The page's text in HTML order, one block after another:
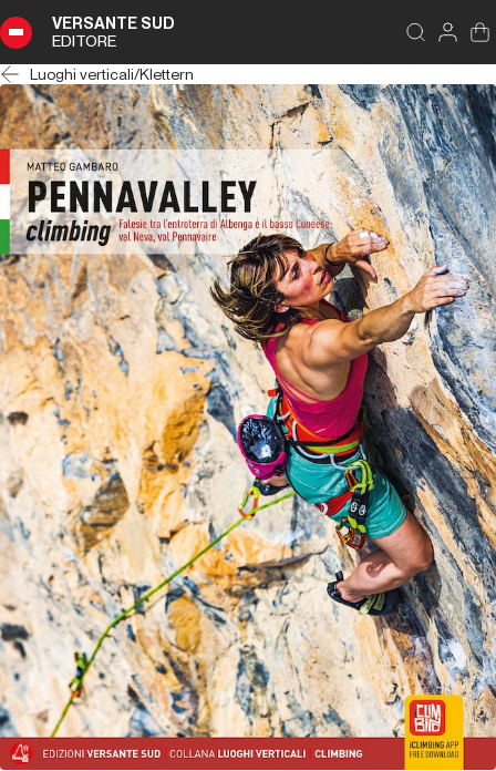
VERSANTE SUD
EDITORE
Luoghi verticali/Klettern